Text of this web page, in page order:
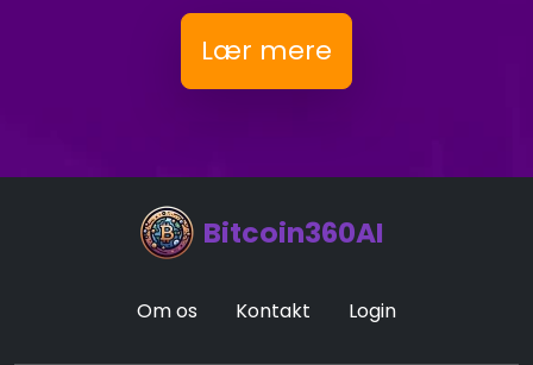
Lær mere
Bitcoin360AI
Om os Kontakt Login